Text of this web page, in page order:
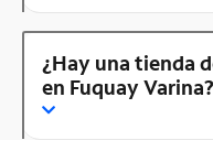
¿Hay una tienda
en Fuquay Varina?